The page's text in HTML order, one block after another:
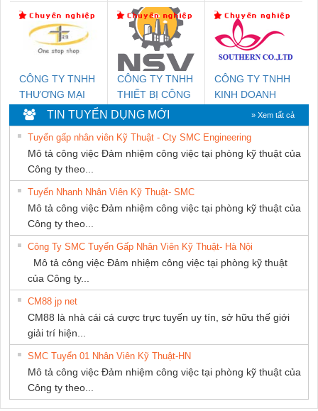
DỊCH VỤ KỸ
THUẬT ĐIỆN CƠ
GIA HƯNG
PHÁT
CÔNG TY TNHH
THƯƠNG MẠI
THIÊN ÂN VIỆT
NAM
CÔNG TY TNHH
THIẾT BỊ CÔNG
NGHIỆP NIHON
SETSUBI VIỆT
NAM
CÔNG TY TNHH
KINH DOANH
DỊCH VỤ XNK
PHƯƠNG NAM
TIN TUYỂN DỤNG MỚI » Xem tất cả
Tuyển gấp nhân viên Kỹ Thuật - Cty SMC Engineering
Mô tả công việc Đảm nhiệm công việc tại phòng kỹ thuật của
Công ty theo...
Tuyển Nhanh Nhân Viên Kỹ Thuật- SMC
Mô tả công việc Đảm nhiệm công việc tại phòng kỹ thuật của
Công ty theo...
Công Ty SMC Tuyển Gấp Nhân Viên Kỹ Thuật- Hà Nội
Mô tả công việc Đảm nhiệm công việc tại phòng kỹ thuật
của Công ty...
CM88 jp net
CM88 là nhà cái cá cược trực tuyến uy tín, sở hữu thế giới
giải trí hiện...
SMC Tuyển 01 Nhân Viên Kỹ Thuật-HN
Mô tả công việc Đảm nhiệm công việc tại phòng kỹ thuật của
Công ty theo...